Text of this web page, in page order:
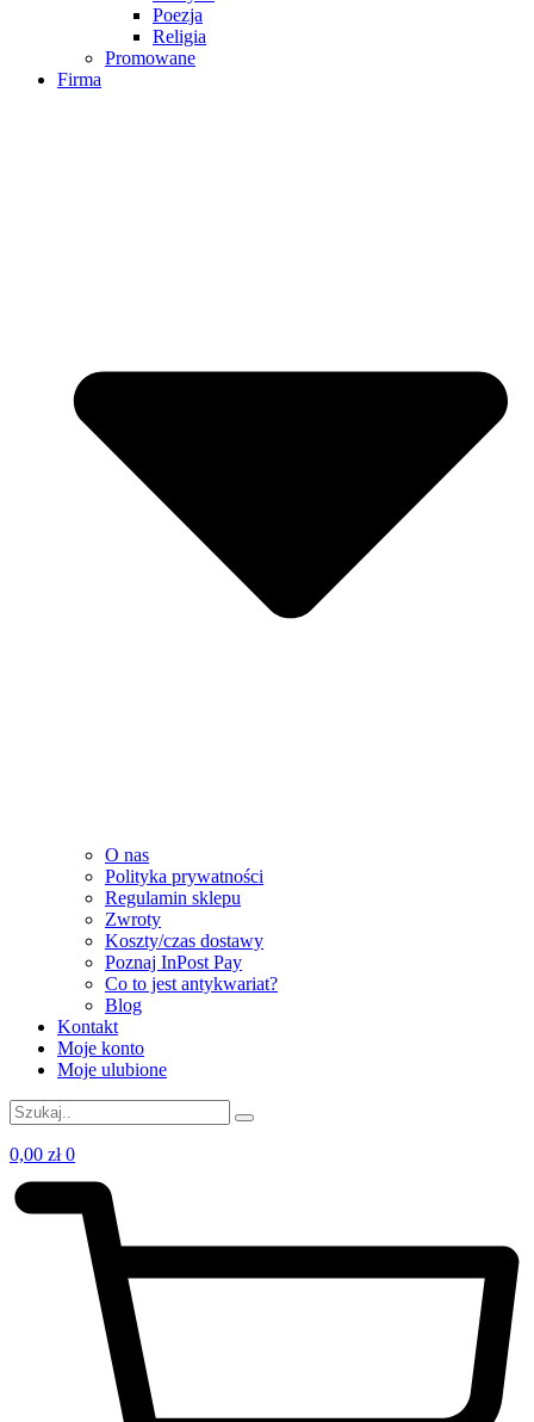
Poezja
Religia
Promowane
Firma
O nas
Polityka prywatności
Regulamin sklepu
Zwroty
Koszty/czas dostawy
Poznaj InPost Pay
Co to jest antykwariat?
Blog
Kontakt
Moje konto
Moje ulubione
0,00 zł 0